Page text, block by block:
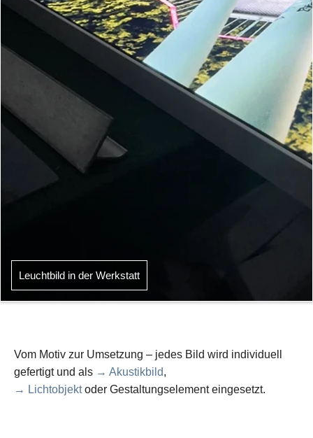
Leuchtbild in der Werkstatt
Vom Motiv zur Umsetzung – jedes Bild wird individuell
gefertigt und als → Akustikbild,
→ Lichtobjektoder Gestaltungselement eingesetzt.